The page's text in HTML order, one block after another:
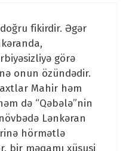
fikirdir. Əgər
görə
onun özündədir.
Mahir həm
də “Qəbələ”nin
Lənkəran
hörmətlə
bir məqamı xüsusi